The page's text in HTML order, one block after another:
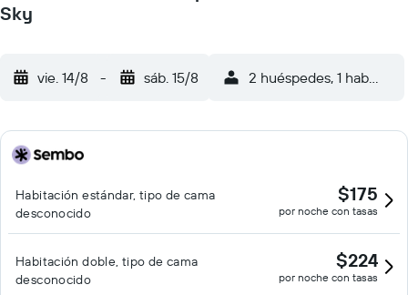
Sky
vie. 14/8 - sáb. 15/8 2 huéspedes, 1
Habitación estándar, tipo de cama
desconocido
$175
por noche con tasas
Habitación doble, tipo de cama
desconocido
$224
por noche con tasas